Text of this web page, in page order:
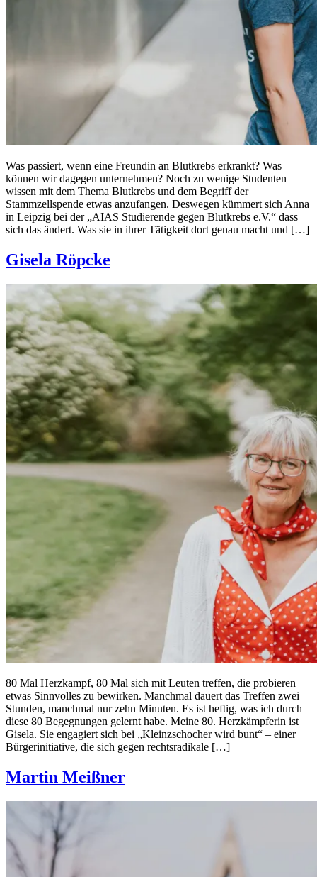
Was passiert, wenn eine Freundin an Blutkrebs erkrankt? Was
können wir dagegen unternehmen? Noch zu wenige Studenten
wissen mit dem Thema Blutkrebs und dem Begriff der
Stammzellspende etwas anzufangen. Deswegen kümmert sich Anna
in Leipzig bei der „AIAS Studierende gegen Blutkrebs e.V.“ dass
sich das ändert. Was sie in ihrer Tätigkeit dort genau macht und […]
Gisela Röpcke
80 Mal Herzkampf, 80 Mal sich mit Leuten treffen, die probieren
etwas Sinnvolles zu bewirken. Manchmal dauert das Treffen zwei
Stunden, manchmal nur zehn Minuten. Es ist heftig, was ich durch
diese 80 Begegnungen gelernt habe. Meine 80. Herzkämpferin ist
Gisela. Sie engagiert sich bei „Kleinzschocher wird bunt“ – einer
Bürgerinitiative, die sich gegen rechtsradikale […]
Martin Meißner